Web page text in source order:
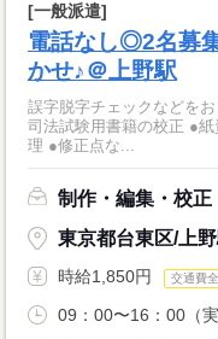
[一般派遣]
電話なし◎2名募
かせ♪＠上野駅
誤字脱字チェックなどを
司法試験用書籍の校正 ●
理 ●修正点な...
制作・編集・校正
東京都台東区/上野
時給1,850円 交通費
09：00〜16：00（